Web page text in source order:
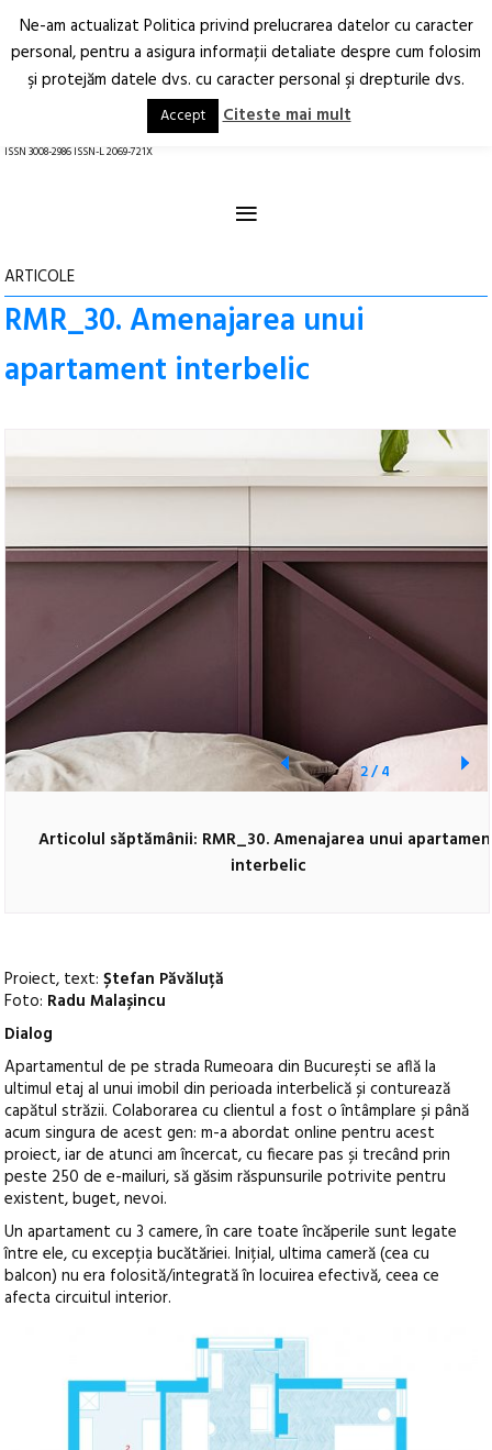
Arhitectură.
Oraș.
RO EN
ISSN 3008-2986 ISSN-L 2069-721X
≡
ARTICOLE
RMR_30. Amenajarea unui
apartament interbelic
Articolul săptămânii: RMR_30. Amenajarea unui
interbelic
2/4
Proiect, text:Ștefan Păvăluță
Foto: Radu Malașincu
Dialog
Apartamentul de pe strada Rumeoara din București se află la
ultimul etaj al unui imobil din perioada interbelică și conturează
capătul străzii.Colaborarea cu clientul a fost o întâmplare și până
acum singura de acest gen: m-a abordat online pentru acest
proiect, iar de atunci am încercat, cu fiecare pas și trecând prin
peste 250 de e-mailuri, să găsim răspunsurile potrivite pentru
existent, buget, nevoi.
Un apartament cu 3 camere, în care toate încăperile sunt legate
între ele, cu excepția bucătăriei. Inițial, ultima cameră (cea cu
balcon) nu era folosită/integrată în locuirea efectivă, ceea ce
afecta circuitul interior.
Ne-am actualizat Politica privind prelucrarea datelor cu caracter
personal, pentru a asigura informaţii detaliate despre cum folosim
şi protejăm datele dvs. cu caracter personal şi drepturile dvs.
Accept Citeste mai mult